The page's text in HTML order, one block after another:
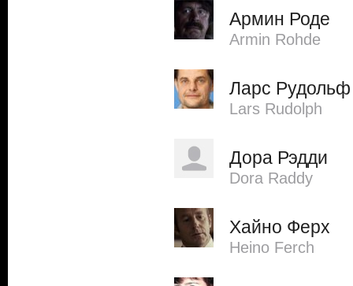
Армин Роде
Armin Rohde
Ларс Рудольф
Lars Rudolph
Дора Рэдди
Dora Raddy
Хайно Ферх
Heino Ferch